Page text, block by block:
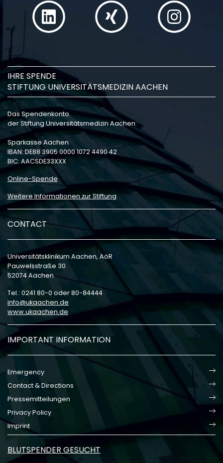
IHRE SPENDE
STIFTUNG UNIVERSITÄTSMEDIZIN AACHEN
Das Spendenkonto
der Stiftung Universitätsmedizin Aachen:
Sparkasse Aachen
IBAN: DE88 3905 0000 1072 4490 42
BIC: AACSDE33XXX
Online-Spende
Weitere Informationen zur Stiftung
CONTACT
Universitätsklinikum Aachen, AöR
Pauwelsstraße 30
52074 Aachen
Tel.: 0241 80-0 oder 80-84444
info
ukaachen de
www.ukaachen.de
IMPORTANT INFORMATION
Emergency
Contact & Directions
Pressemitteilungen
Privacy Policy
Imprint
BLUTSPENDER GESUCHT